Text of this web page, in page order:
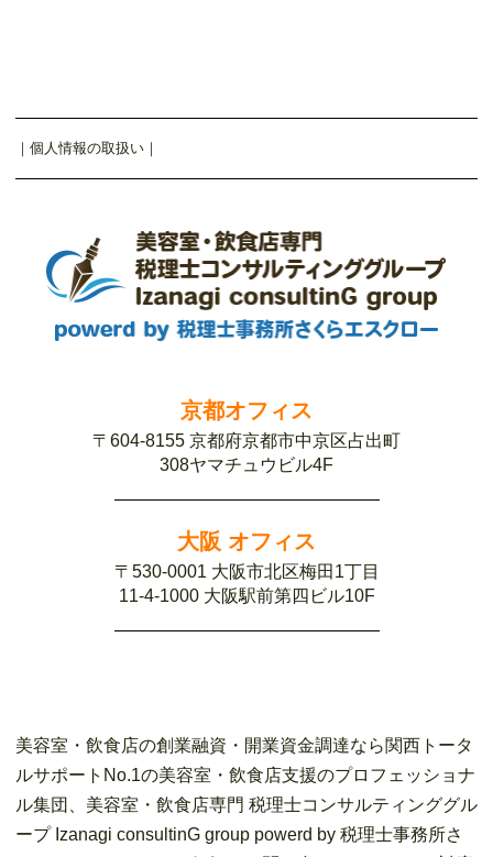
｜ 個人情報の取扱い ｜
京都オフィス
〒604-8155 京都府京都市中京区占出町
308ヤマチュウビル4F
大阪 オフィス
〒530-0001 大阪市北区梅田1丁目
11-4-1000 大阪駅前第四ビル10F
美容室・飲食店の創業融資・開業資金調達なら関西トータ
ルサポートNo.1の美容室・飲食店支援のプロフェッショナ
ル集団、美容室・飲食店専門 税理士コンサルティンググル
ープ Izanagi consultinG group powerd by 税理士事務所さ